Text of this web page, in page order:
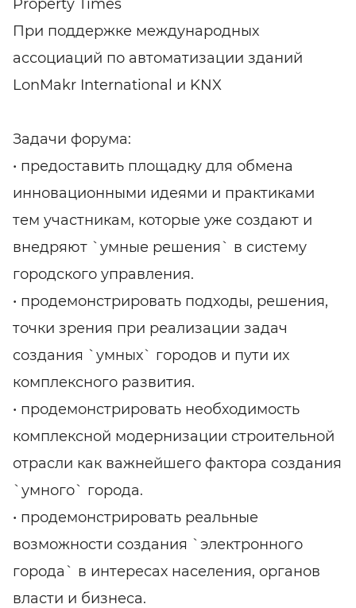
Property Times
При поддержке международных
ассоциаций по автоматизации зданий
LonMakr International и KNX
Задачи форума:
• предоставить площадку для обмена
инновационными идеями и практиками
тем участникам, которые уже создают и
внедряют `умные решения` в систему
городского управления.
• продемонстрировать подходы, решения,
точки зрения при реализации задач
создания `умных` городов и пути их
комплексного развития.
• продемонстрировать необходимость
комплексной модернизации строительной
отрасли как важнейшего фактора создания
`умного` города.
• продемонстрировать реальные
возможности создания `электронного
города` в интересах населения, органов
власти и бизнеса.